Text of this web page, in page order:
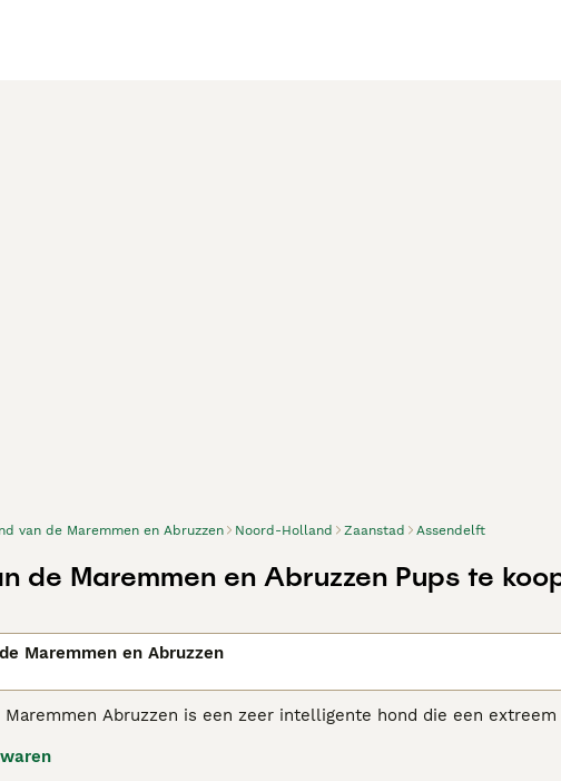
van de Maremmen en Abruzzen Noord-Holland Zaanstad Assendelft
de Maremmen en Abruzzen Pups te
Maremmen en Abruzzen
Maremmen Abruzzen is een zeer intelligente hond die een
nobele, trotse honden die ervan genieten deel uit te maken